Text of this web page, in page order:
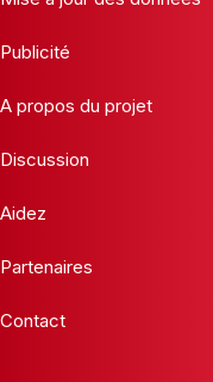
Publicité
A propos du projet
Discussion
Aidez
Partenaires
Contact